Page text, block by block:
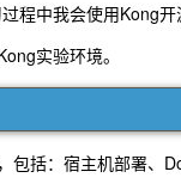
程中我会使用Kong开
实验环境。
包括：宿主机部署、